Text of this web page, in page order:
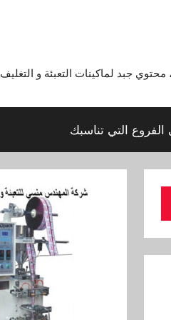
و التغليف 01211116954 – 01211116956 – 01211116958
الفروع التي تناسبك